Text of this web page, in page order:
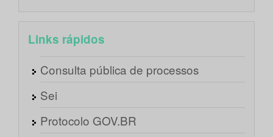
Links rápidos
Consulta pública de processos
Sei
Protocolo GOV.BR